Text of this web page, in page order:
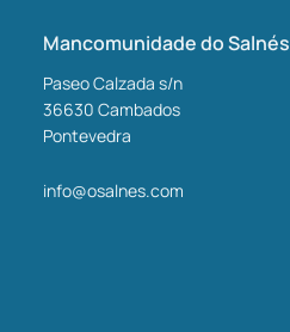
Mancomunidade do Salnés
Paseo Calzada s/n
36630 Cambados
Pontevedra
info@osalnes.com